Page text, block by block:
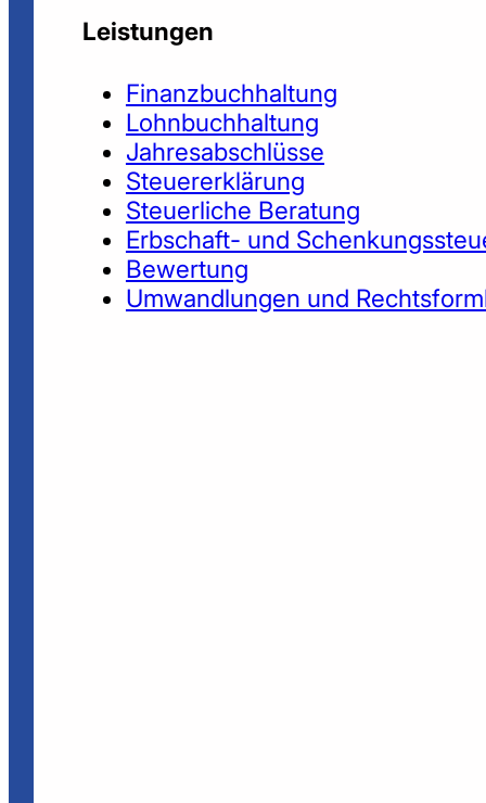
Leistungen
Finanzbuchhaltung
Lohnbuchhaltung
Jahresabschlüsse
Steuererklärung
Steuerliche Beratung
Erbschaft- und
Bewertung
Umwandlungen und